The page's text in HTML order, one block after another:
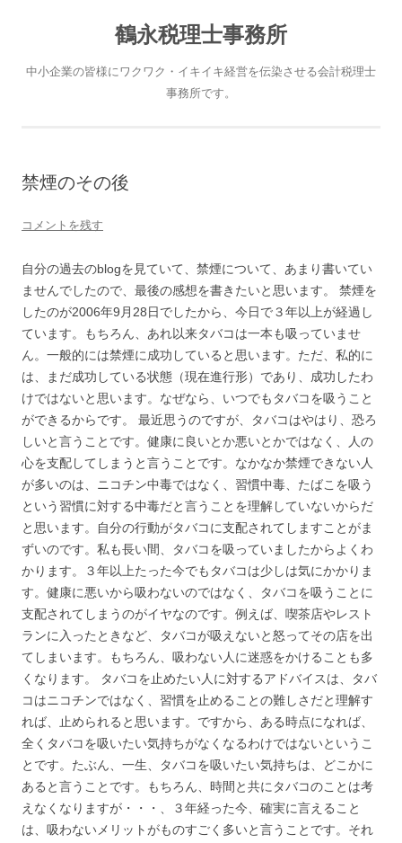
鶴永税理士事務所
中小企業の皆様にワクワク・イキイキ経営を伝染させる会計税理士
事務所です。
禁煙のその後
コメントを残す
自分の過去のblogを見ていて、禁煙について、あまり書いてい
ませんでしたので、最後の感想を書きたいと思います。 禁煙を
したのが2006年9月28日でしたから、今日で３年以上が経過し
ています。もちろん、あれ以来タバコは一本も吸っていませ
ん。一般的には禁煙に成功していると思います。ただ、私的に
は、まだ成功している状態（現在進行形）であり、成功したわ
けではないと思います。なぜなら、いつでもタバコを吸うこと
ができるからです。 最近思うのですが、タバコはやはり、恐ろ
しいと言うことです。健康に良いとか悪いとかではなく、人の
心を支配してしまうと言うことです。なかなか禁煙できない人
が多いのは、ニコチン中毒ではなく、習慣中毒、たばこを吸う
という習慣に対する中毒だと言うことを理解していないからだ
と思います。自分の行動がタバコに支配されてしますことがま
ずいのです。私も長い間、タバコを吸っていましたからよくわ
かります。３年以上たった今でもタバコは少しは気にかかりま
す。健康に悪いから吸わないのではなく、タバコを吸うことに
支配されてしまうのがイヤなのです。例えば、喫茶店やレスト
ランに入ったときなど、タバコが吸えないと怒ってその店を出
てしまいます。もちろん、吸わない人に迷惑をかけることも多
くなります。 タバコを止めたい人に対するアドバイスは、タバ
コはニコチンではなく、習慣を止めることの難しさだと理解す
れば、止められると思います。ですから、ある時点になれば、
全くタバコを吸いたい気持ちがなくなるわけではないというこ
とです。たぶん、一生、タバコを吸いたい気持ちは、どこかに
あると言うことです。もちろん、時間と共にタバコのことは考
えなくなりますが・・・、３年経った今、確実に言えること
は、吸わないメリットがものすごく多いと言うことです。それ